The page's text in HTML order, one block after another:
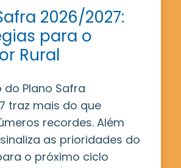
2026/2027:
para o
Rural
do Plano Safra
traz mais do que
recordes. Além
as prioridades do
o próximo ciclo